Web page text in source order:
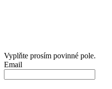
Vyplňte prosím povinné pole.
Email